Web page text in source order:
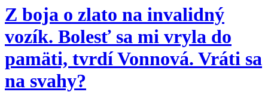
Z boja o zlato na invalidný
vozík. Bolesť sa mi vryla do
pamäti, tvrdí Vonnová. Vráti sa
na svahy?